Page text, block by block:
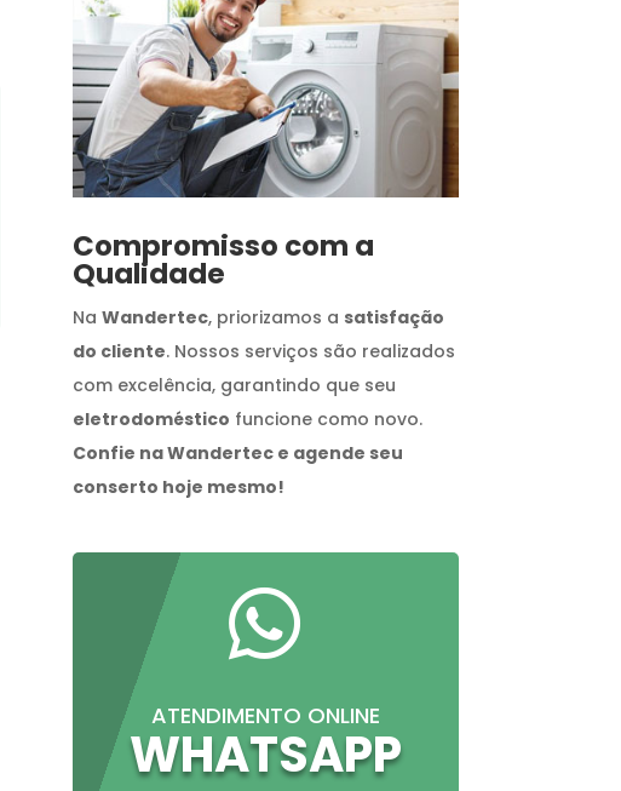
Compromisso com a
Qualidade
Na Wandertec, priorizamos a satisfação
do cliente. Nossos serviços são realizados
com excelência, garantindo que seu
eletrodoméstico funcione como novo.
Confie na Wandertec e agende seu
conserto hoje mesmo!

ATENDIMENTO ONLINE
WHATSAPP